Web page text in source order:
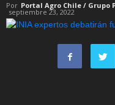
Por Portal Agro Chile / Grupo
septiembre 23, 2022